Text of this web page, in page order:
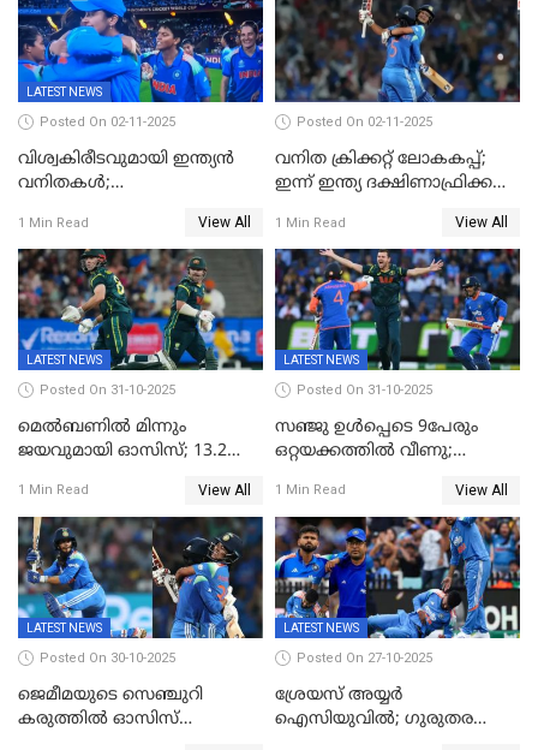
LATEST NEWS
Posted On 02-11-2025
വിശ്വകിരീടവുമായി ഇന്ത്യൻ
വനിതകൾ;
ഇന്ത്യയ്ക്ക് വനിതാ ക്രിക്കറ്റ്
ലോകകപ്പ്
1 Min Read View All
Posted On 02-11-2025
വനിത ക്രിക്കറ്റ് ലോകകപ്പ്;
ഇന്ന് ഇന്ത്യ ദക്ഷിണാഫ്രിക്ക
1 Min Read View All
LATEST NEWS
Posted On 31-10-2025
മെൽബണിൽ മിന്നും
ജയവുമായി ഓസിസ്; 13.2
പരമ്പരയിൽ ലീഡ്
1 Min Read View All
LATEST NEWS
Posted On 31-10-2025
സഞ്ജു ഉൾപ്പെടെ 9പേരും
ഒറ്റയക്കത്തിൽ വീണു;
ഹര്‍ഷിതും മാത്രം;
മെല്‍ബണില്‍
ഇന്ത്യയ്‌ക്കെതിരെ ഓസീസ്
ലക്ഷ്യം 126 റണ്‍സ്
1 Min Read View All
LATEST NEWS
Posted On 30-10-2025
ജെമീമയുടെ സെഞ്ചുറി
കരുത്തിൽ ഓസിസ്
LATEST NEWS
Posted On 27-10-2025
ശ്രേയസ് അയ്യര്‍
ഐസിയുവില്‍; ഗുരുതര